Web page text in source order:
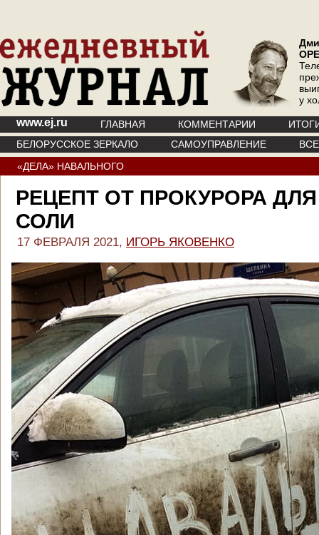
у
www.ej.ru ГЛАВНАЯ КОММЕНТАРИИ
БЕЛОРУССКОЕ ЗЕРКАЛО
САМОУПРАВЛЕНИЕ
«ДЕЛА» НАВАЛЬНОГО
РЕЦЕПТ ОТ ПРОКУРОРА
СОЛИ
17 ФЕВРАЛЯ 2021, ИГОРЬ ЯКОВЕНКО